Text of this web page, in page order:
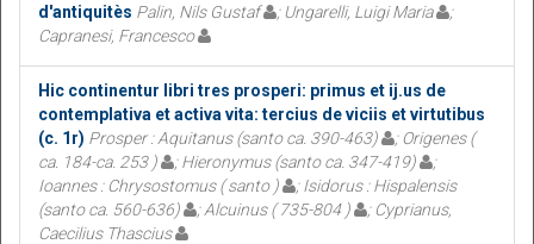
d'antiquitès Palin, Nils Gustaf ; Ungarelli, Luigi Maria
;
Capranesi, Francesco
Hic continentur libri tres prosperi: primus et ij.us de
contemplativa et activa vita: tercius de viciis et virtutibus
(c. 1r) Prosper : Aquitanus (santo ca. 390-463)
; Origenes (
ca. 184-ca. 253 )
; Hieronymus (santo ca. 347-419)
;
Ioannes : Chrysostomus ( santo )
; Isidorus : Hispalensis
(santo ca. 560-636)
; Alcuinus ( 735-804 )
; Cyprianus,
Caecilius Thascius